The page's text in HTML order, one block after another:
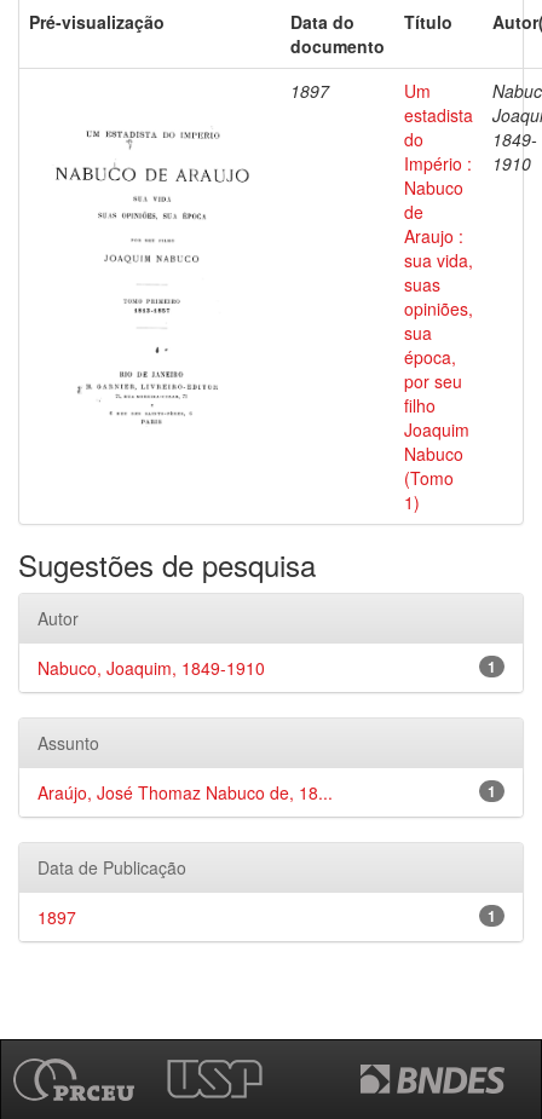
Pré-visualização
Data do
documento
Título
1897
Um
estadista
do
Império :
Nabuco
de
Araujo :
sua vida,
suas
opiniões,
sua
época,
por seu
filho
Joaquim
Nabuco
(Tomo
1)
1849-
1910
Sugestões de pesquisa
Autor
1
Nabuco, Joaquim, 1849-1910
Assunto
1
Araújo, José Thomaz Nabuco de, 18...
Data de Publicação
1
1897